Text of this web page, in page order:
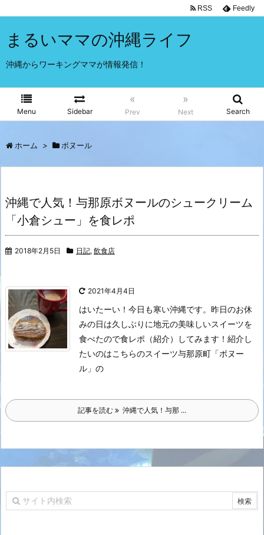
まるいママの沖縄ライフ
沖縄からワーキングママが情報発信！
Menu Sidebar
«
Prev
»
Next Search
RSS Feedly
ホーム > ボヌール
沖縄で人気！与那原ボヌールのシュークリーム
「小倉シュー」を食レポ
2018年2月5日 日記, 飲食店
2021年4月4日
はいたーい！ 今日も寒い沖縄です。 昨日のお休
みの日は久しぶりに地元の美味しいスイーツを
食べたので食レポ（紹介）してみます！ 紹介し
たいのはこちらのスイーツ与那原町「ボヌー
ル」の
記事を読む 沖縄で人気！与那 ...